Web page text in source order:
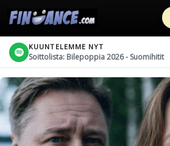
KUUNTELEMME NYT
Soittolista: Bilepoppia 2026 - Suomihitit